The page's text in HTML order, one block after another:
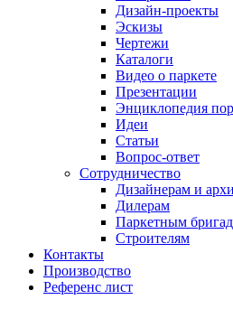
Дизайн-проекты
Эскизы
Чертежи
Каталоги
Видео о паркете
Презентации
Энциклопедия
Идеи
Статьи
Вопрос-ответ
Сотрудничество
Дизайнерам и
Дилерам
Паркетным
Строителям
Контакты
Производство
Референс лист